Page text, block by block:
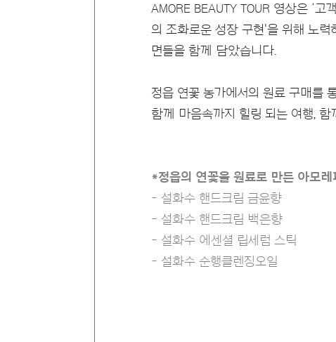
AMORE BEAUTY TOUR 영상은 ‘
의 조화로운 성장 구현'을 위해 노력
면들을 함께 담았습니다.
정읍 연꽃 농가에서의 원료 구매를
함께 마음속까지 힐링 되는 여행, 함
*정읍의 연꽃을 원료로 만든 아모
- 설화수 핸드크림 금윤향
- 설화수 핸드크림 백은향
- 설화수 에센셜 립세럼 스틱
- 설화수 순행클렌징오일